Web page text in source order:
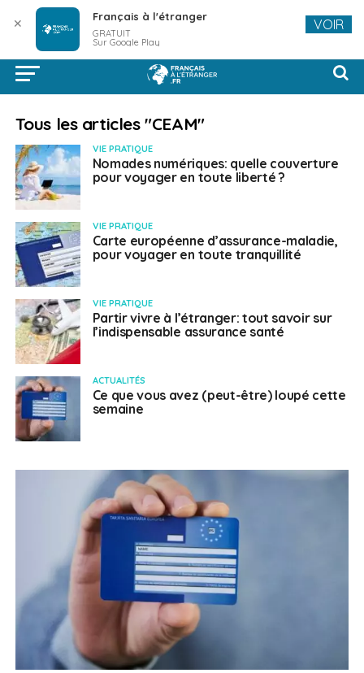
Tous les articles "CEAM"
VIE PRATIQUE
Nomades numériques: quelle couverture
pour voyager en toute liberté ?
VIE PRATIQUE
Carte européenne d’assurance-maladie,
pour voyager en toute tranquillité
VIE PRATIQUE
Partir vivre à l’étranger: tout savoir sur
l’indispensable assurance santé
ACTUALITÉS
Ce que vous avez (peut-être) loupé cette
semaine
✕ Français à l'étranger
GRATUIT
Sur Google Play
VOIR